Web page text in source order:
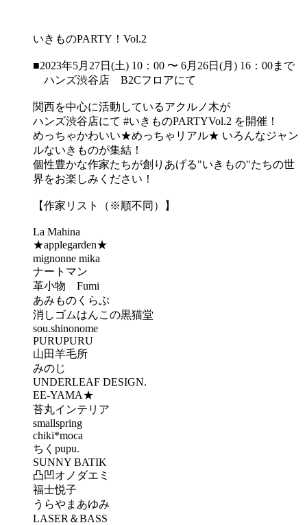
いきものPARTY！Vol.2
■2023年5月27日(土) 10：00 〜 6月26日(月) 16：00まで
ハンズ渋谷店 B2Cフロアにて
関西を中心に活動しているアクルノ木が
ハンズ渋谷店にて #いきものPARTYVol.2 を開催！
めっちゃかわいい★めっちゃリアル★ いろんなジャン
ルないきものが集結！
個性豊かな作家たちが創りあげる"いきもの"たちの世
界をお楽しみください！
【作家リスト（※順不同）】
La Mahina
★applegarden★
mignonne mika
ナートマン
革小物 Fumi
あみものくらぶ
消しゴムはんこの黒猫堂
sou.shinonome
PURUPURU
山田羊毛所
みのじ
UNDERLEAF DESIGN.
EE-YAMA★
苔丸インテリア
smallspring
chiki*moca
ちくpupu.
SUNNY BATIK
凸凹オノダエミ
福士悦子
うらやまあゆみ
LASER＆BASS